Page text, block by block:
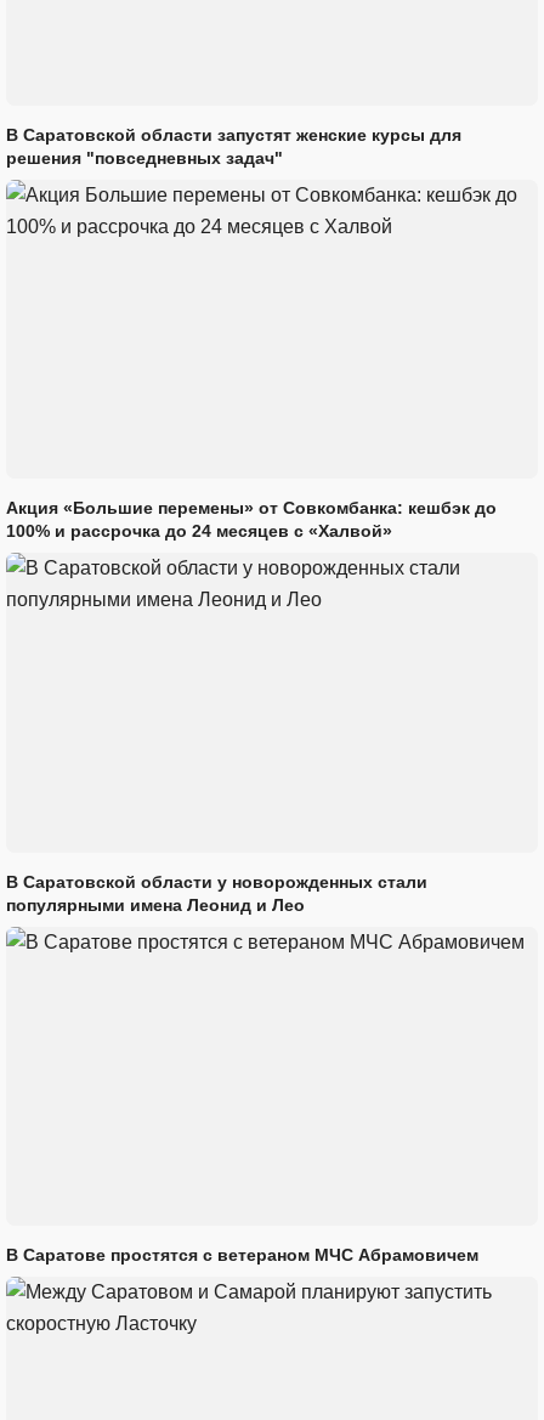
В Саратовской области запустят женские курсы для
решения "повседневных задач"
Акция «Большие перемены» от Совкомбанка: кешбэк до
100% и рассрочка до 24 месяцев с «Халвой»
В Саратовской области у новорожденных стали
популярными имена Леонид и Лео
В Саратове простятся с ветераном МЧС Абрамовичем